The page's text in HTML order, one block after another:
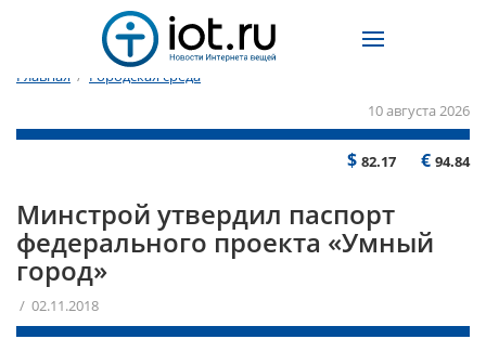
Главная / Городская среда
10 августа 2026
$ 82.17 € 94.84
Минстрой утвердил паспорт
федерального проекта «Умный
город»
/ 02.11.2018